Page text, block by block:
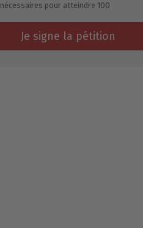
nécessaires pour atteindre 100
Je signe la pétition